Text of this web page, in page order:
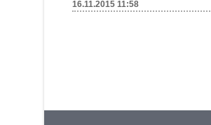
16.11.2015 11:58